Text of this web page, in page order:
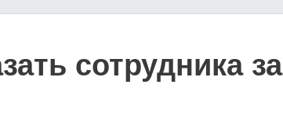
сотрудника за